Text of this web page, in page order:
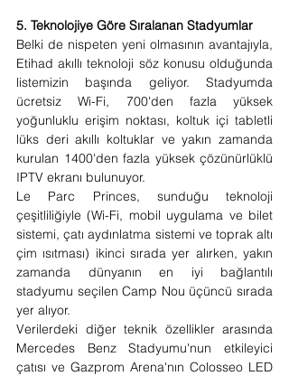
5. Teknolojiye Göre Sıralanan Stadyumlar
Belki de nispeten yeni olmasının avantajıyla,
Etihad akıllı teknoloji söz konusu olduğunda
listemizin başında geliyor. Stadyumda
ücretsiz Wi-Fi, 700'den fazla yüksek
yoğunluklu erişim noktası, koltuk içi tabletli
lüks deri akıllı koltuklar ve yakın zamanda
kurulan 1400'den fazla yüksek çözünürlüklü
IPTV ekranı bulunuyor.
Le Parc Princes, sunduğu teknoloji
çeşitliliğiyle (Wi-Fi, mobil uygulama ve bilet
sistemi, çatı aydınlatma sistemi ve toprak altı
çim ısıtması) ikinci sırada yer alırken, yakın
zamanda dünyanın en iyi bağlantılı
stadyumu seçilen Camp Nou üçüncü sırada
yer alıyor.
Verilerdeki diğer teknik özellikler arasında
Mercedes Benz Stadyumu'nun etkileyici
çatısı ve Gazprom Arena'nın Colosseo LED